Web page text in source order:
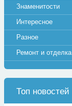
Знаменитости
Интересное
Разное
Ремонт и отделка
Топ новостей